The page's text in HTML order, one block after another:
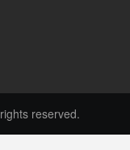
reserved.